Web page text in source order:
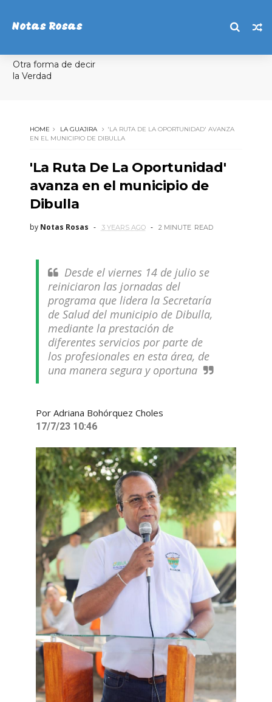
Notas Rosas
Otra forma de decir
la Verdad
HOME LA GUAJIRA
'LA RUTA DE LA OPORTUNIDAD' AVANZA
EN EL MUNICIPIO DE DIBULLA
'La Ruta De La Oportunidad'
avanza en el municipio de
Dibulla
by Notas Rosas 3 YEARS AGO 2 MINUTE READ
Desde el viernes 14 de julio se
reiniciaron las jornadas del
programa que lidera la Secretaría
de Salud del municipio de Dibulla,
mediante la prestación de
diferentes servicios por parte de
los profesionales en esta área, de
una manera segura y oportuna
Por Adriana Bohórquez Choles
17/7/23 10:46